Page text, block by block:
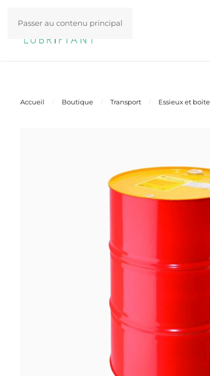
Passer au contenu principal
Accueil Boutique Transport Essieux et